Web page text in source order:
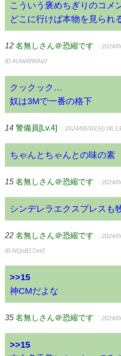
こういう褒めちぎりのコメ
どこに行けば本物を見られ
12 名無しさん＠恐縮です ：2024/
ID:4UlwWWAq0
クックック…
奴は3Mで一番の格下
14 警備員[Lv.4] ：2024/06/30(日)
ちゃんとちゃんとの味の素
15 名無しさん＠恐縮です ：2024/
シンデレラエクスプレスも
22 名無しさん＠恐縮です ：2024/
ID:NQoB17xn0
>>15
神CMだよな
35 名無しさん＠恐縮です ：2024/
>>15